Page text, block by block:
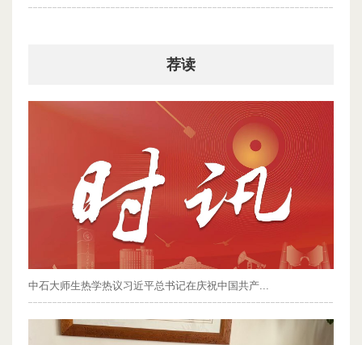
2026-08-06
荐读
中石大师生热学热议习近平总书记在庆祝中国共产...